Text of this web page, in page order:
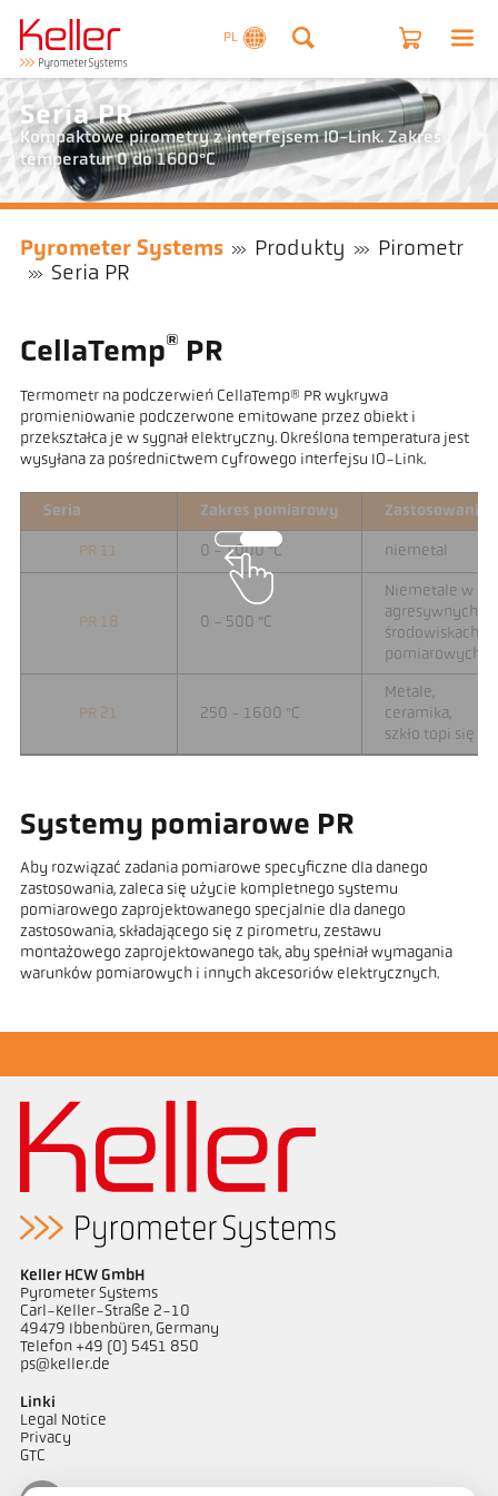
PL
Seria PR
Kompaktowe pirometry z interfejsem IO-Link. Zakres
temperatur 0 do 1600°C
Pyrometer Systems Produkty
Pirometr
Seria PR
CellaTemp® PR
Termometr na podczerwień CellaTemp® PR wykrywa
promieniowanie podczerwone emitowane przez obiekt i
przekształca je w sygnał elektryczny. Określona temperatura jest
wysyłana za pośrednictwem cyfrowego interfejsu IO-Link.
Seria Zakres pomiarowy Zastosowanie
PR 11 0 - 1000 °C niemetal
PR 18 0 - 500 °C
Niemetale w
agresywnych
środowiskach
pomiarowych
PR 21 250 - 1600 °C
Metale,
ceramika,
szkło topi się
Systemy pomiarowe PR
Aby rozwiązać zadania pomiarowe specyficzne dla danego
zastosowania, zaleca się użycie kompletnego systemu
pomiarowego zaprojektowanego specjalnie dla danego
zastosowania, składającego się z pirometru, zestawu
montażowego zaprojektowanego tak, aby spełniał wymagania
warunków pomiarowych i innych akcesoriów elektrycznych.
Keller HCW GmbH
Pyrometer Systems
Carl-Keller-Straße 2-10
49479 Ibbenbüren, Germany
Telefon +49 (0) 5451 850
ps@keller.de
Linki
Legal Notice
Privacy
GTC